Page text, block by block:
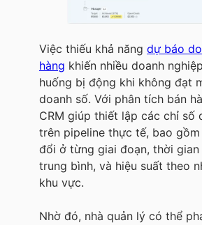
Việc thiếu khả năng dự báo
hàng khiến nhiều doanh
huống bị động khi không đạt
doanh số. Với phân tích bán
CRM giúp thiết lập các chỉ số
trên pipeline thực tế, bao
đổi ở từng giai đoạn, thời
trung bình, và hiệu suất theo
khu vực.
Nhờ đó, nhà quản lý có thể